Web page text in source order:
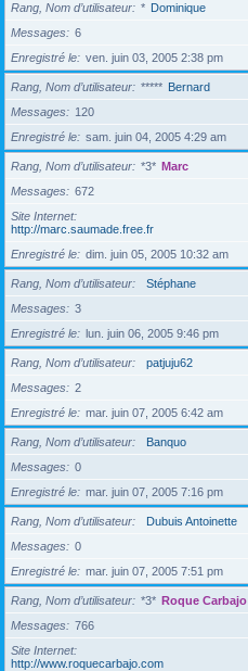
Rang, Nom d’utilisateur * Dominique
Messages
6
Enregistré le
ven. juin 03, 2005 2:38 pm
Rang, Nom d’utilisateur ***** Bernard
Messages
120
Enregistré le
sam. juin 04, 2005 4:29 am
Rang, Nom d’utilisateur *3* Marc
Messages
672
Site Internet
http://marc.saumade.free.fr
Enregistré le
dim. juin 05, 2005 10:32 am
Rang, Nom d’utilisateur
Stéphane
Messages
3
Enregistré le
lun. juin 06, 2005 9:46 pm
Rang, Nom d’utilisateur
patjuju62
Messages
2
Enregistré le
mar. juin 07, 2005 6:42 am
Rang, Nom d’utilisateur
Banquo
Messages
0
Enregistré le
mar. juin 07, 2005 7:16 pm
Rang, Nom d’utilisateur
Dubuis Antoinette
Messages
0
Enregistré le
mar. juin 07, 2005 7:51 pm
Rang, Nom d’utilisateur *3* Roque Carbajo
Messages
766
Site Internet
http://www.roquecarbajo.com